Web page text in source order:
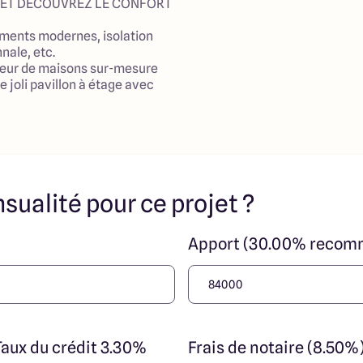
DÉCOUVREZ LE CONFORT
modernes, isolation
etc.
de maisons sur-mesure
joli pavillon à étage avec
garage de 20m² sur un
1100m², à moins de
séjour lumineux
ouverte, 4 chambres,
de nombreuses
avec étude gratuite
notre partenaire
pour ce projet ?
Apport (30.00%
du crédit 3.30% Frais de notaire